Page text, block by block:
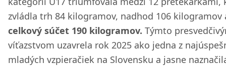
zvládla trh 84 kilogramov, nadhod 106 kilogramov
celkový súčet 190 kilogramov. Týmto
víťazstvom uzavrela rok 2025 ako jedna z
mladých vzpieračiek na Slovensku a jasne